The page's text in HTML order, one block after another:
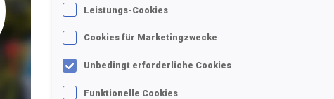
FOLGEN
Leistungs-Cookies
Cookies für Marketingzwecke
Unbedingt erforderliche Cookies
Funktionelle Cookies